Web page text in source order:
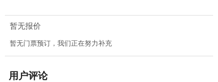
暂无报价
暂无门票预订，我们正在努力补充
用户评论